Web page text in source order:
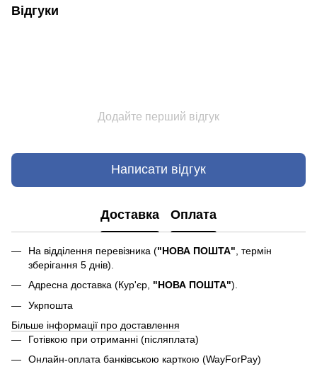
Відгуки
Додайте перший відгук
Написати відгук
Доставка Оплата
На відділення перевізника ("НОВА ПОШТА" , термін
зберігання 5 днів).
Адресна доставка (Кур'єр, "НОВА ПОШТА").
Укрпошта
Більше інформації про доставлення
Готівкою при отриманні (післяплата)
Онлайн-оплата банківською карткою (WayForPay)